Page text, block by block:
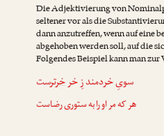
Die Adjektivierung von
seltener vor als die
dann anzutreffen, wenn auf eine
abgehoben werden soll, auf die
Folgendes Beispiel kann man
سویِ خردمند زِ خرخرترست
هر که مر او را به ستوری رضاست